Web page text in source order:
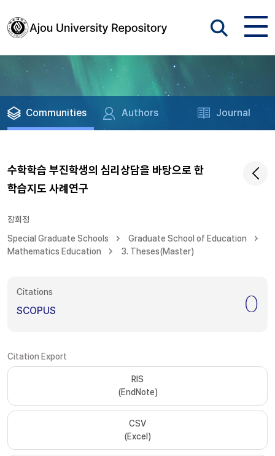
Communities Authors Journal
수학학습 부진학생의 심리상담을 바탕으로 한
학습지도 사례연구
장희정
Special Graduate Schools
Graduate School of Education
Mathematics Education
3. Theses(Master)
Citations
SCOPUS 0
Citation Export
RIS
(EndNote)
CSV
(Excel)